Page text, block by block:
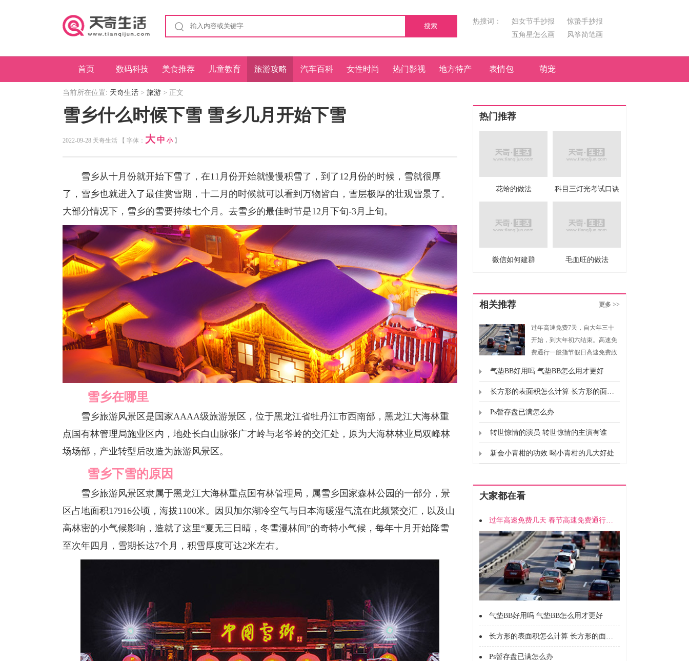
搜索
热搜词： 妇女节手抄报
惊蛰手抄报
五角星怎么画
风筝简笔画
首页 数码科技 美食推荐 儿童教育 旅游攻略 汽车百科 女性时尚 热门影视 地方特产 表情包 萌宠
当前所在位置: 天奇生活 > 旅游 > 正文
雪乡什么时候下雪 雪乡几月开始下雪
2022-09-28 天奇生活 【 字体： 大 中 小】
雪乡从十月份就开始下雪了，在11月份开始就慢慢积雪了，到了12月份的时候，雪就很厚
了，雪乡也就进入了最佳赏雪期，十二月的时候就可以看到万物皆白，雪层极厚的壮观雪景了。
大部分情况下，雪乡的雪要持续七个月。去雪乡的最佳时节是12月下旬-3月上旬。
雪乡在哪里
雪乡旅游风景区是国家AAAA级旅游景区，位于黑龙江省牡丹江市西南部，黑龙江大海林重
点国有林管理局施业区内，地处长白山脉张广才岭与老爷岭的交汇处，原为大海林林业局双峰林
场场部，产业转型后改造为旅游风景区。
雪乡下雪的原因
雪乡旅游风景区隶属于黑龙江大海林重点国有林管理局，属雪乡国家森林公园的一部分，景
区占地面积17916公顷，海拔1100米。因贝加尔湖冷空气与日本海暖湿气流在此频繁交汇，以及山
高林密的小气候影响，造就了这里“夏无三日晴，冬雪漫林间”的奇特小气候，每年十月开始降雪
至次年四月，雪期长达7个月，积雪厚度可达2米左右。
热门推荐
花蛤的做法 科目三灯光考试口诀
微信如何建群 毛血旺的做法
相关推荐 更多 >>
过年高速免费7天，自大年三十
开始，到大年初六结束。高速免
费通行一般指节假日高速免费政
假日免收小型客车通行费实施方
案》规定，高速免费通行的时间
为春节、清明节、劳动节、国庆
气垫BB好用吗 气垫BB怎么用才更好
长方形的表面积怎么计算 长方形的面积怎么计算的
Ps暂存盘已满怎么办
转世惊情的演员 转世惊情的主演有谁
新会小青柑的功效 喝小青柑的几大好处
大家都在看
过年高速免费几天 春节高速免费通行时间
气垫BB好用吗 气垫BB怎么用才更好
长方形的表面积怎么计算 长方形的面积怎么计算的
Ps暂存盘已满怎么办